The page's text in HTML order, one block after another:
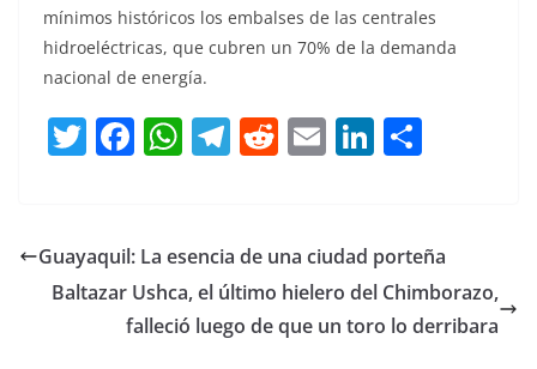
mínimos históricos los embalses de las centrales
hidroeléctricas, que cubren un 70% de la demanda
nacional de energía.
T
er
F
e
b
o
W
s
A
p
T
gr
a
m
R
di
t
E
l
Li
e
dI
n
p
ar
tir
Guayaquil: La esencia de una ciudad porteña
Baltazar Ushca, el último hielero del Chimborazo,
falleció luego de que un toro lo derribara